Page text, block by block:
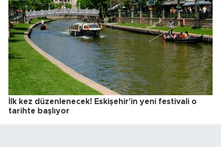
İlk kez düzenlenecek! Eskişehir'in yeni festivali o
tarihte başlıyor